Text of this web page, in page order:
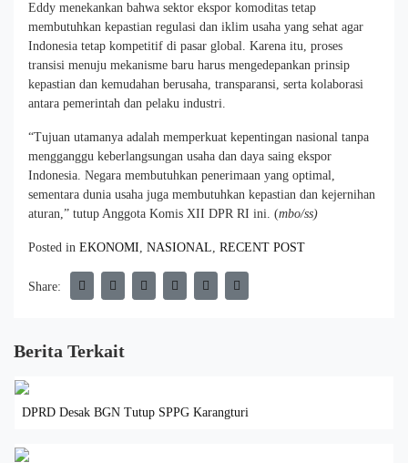
Eddy menekankan bahwa sektor ekspor komoditas tetap
membutuhkan kepastian regulasi dan iklim usaha yang sehat agar
Indonesia tetap kompetitif di pasar global. Karena itu, proses
transisi menuju mekanisme baru harus mengedepankan prinsip
kepastian dan kemudahan berusaha, transparansi, serta kolaborasi
antara pemerintah dan pelaku industri.
“Tujuan utamanya adalah memperkuat kepentingan nasional tanpa
mengganggu keberlangsungan usaha dan daya saing ekspor
Indonesia. Negara membutuhkan penerimaan yang optimal,
sementara dunia usaha juga membutuhkan kepastian dan kejernihan
aturan,” tutup Anggota Komis XII DPR RI ini. (mbo/ss)
Posted in EKONOMI, NASIONAL, RECENT POST
Share:
Berita Terkait
DPRD Desak BGN Tutup SPPG Karangturi